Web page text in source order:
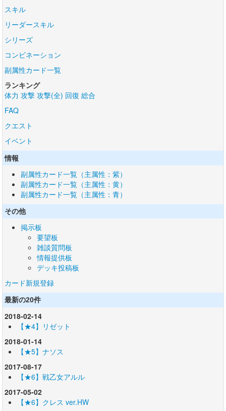
スキル
リーダースキル
シリーズ
コンビネーション
副属性カード一覧
ランキング
体力 攻撃 攻撃(全) 回復 総合
FAQ
クエスト
イベント
情報
副属性カード一覧（主属性：紫）
副属性カード一覧（主属性：黄）
副属性カード一覧（主属性：青）
その他
掲示板
要望板
雑談質問板
情報提供板
デッキ投稿板
カード新規登録
最新の20件
2018-02-14
【★4】リゼット
2018-01-14
【★5】ナソス
2017-08-17
【★6】戦乙女アルル
2017-05-02
【★6】クレス ver.HW